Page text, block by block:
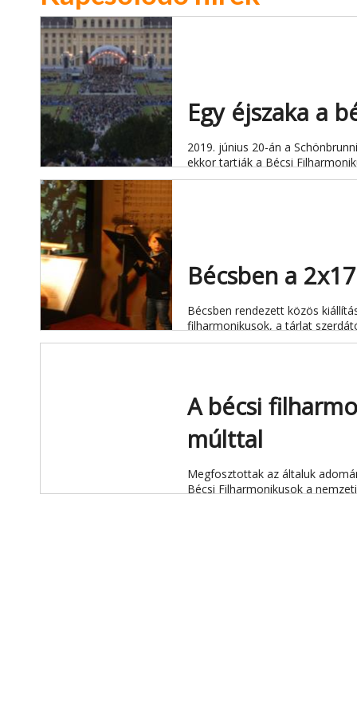
Egy éjszaka a
2019. június 20-án a
ekkor tartják a Bécsi
Bécsben a
Bécsben rendezett közös
filharmonikusok, a tárlat
A bécsi
múlttal
Megfosztottak az általuk
Bécsi Filharmonikusok a